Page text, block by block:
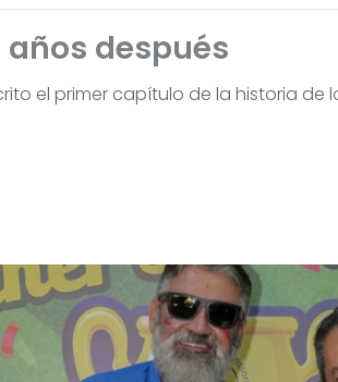
años después
el primer capítulo de la historia de